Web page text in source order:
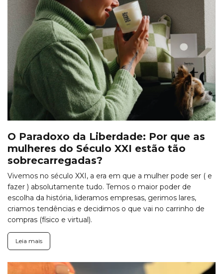
O Paradoxo da Liberdade: Por que as
mulheres do Século XXI estão tão
sobrecarregadas?
Vivemos no século XXI, a era em que a mulher pode ser ( e
fazer ) absolutamente tudo. Temos o maior poder de
escolha da história, lideramos empresas, gerimos lares,
criamos tendências e decidimos o que vai no carrinho de
compras (físico e virtual).
Leia mais